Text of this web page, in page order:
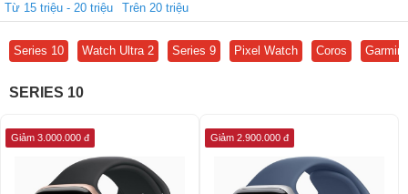
Từ 15 triệu - 20 triệu
Trên 20 triệu
Series 10 Watch Ultra 2 Series 9 Pixel Watch Coros Garmin
SERIES 10
Giảm 3.000.000 đ Giảm 2.900.000 đ